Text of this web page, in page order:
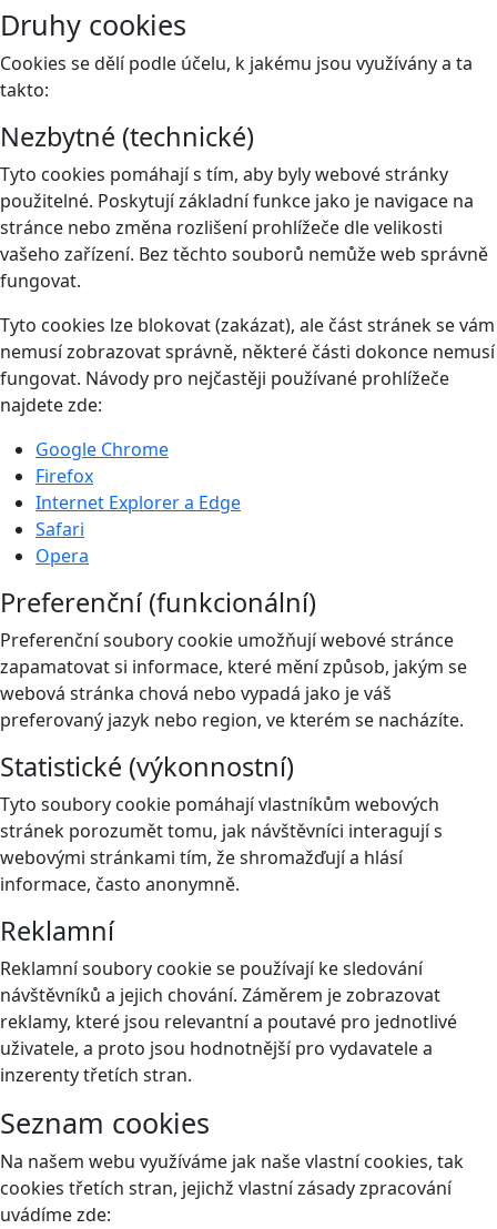
Druhy cookies
Cookies se dělí podle účelu, k jakému jsou využívány a ta
takto:
Nezbytné (technické)
Tyto cookies pomáhají s tím, aby byly webové stránky
použitelné. Poskytují základní funkce jako je navigace na
stránce nebo změna rozlišení prohlížeče dle velikosti
vašeho zařízení. Bez těchto souborů nemůže web správně
fungovat.
Tyto cookies lze blokovat (zakázat), ale část stránek se vám
nemusí zobrazovat správně, některé části dokonce nemusí
fungovat. Návody pro nejčastěji používané prohlížeče
najdete zde:
Google Chrome
Firefox
Internet Explorer a Edge
Safari
Opera
Preferenční (funkcionální)
Preferenční soubory cookie umožňují webové stránce
zapamatovat si informace, které mění způsob, jakým se
webová stránka chová nebo vypadá jako je váš
preferovaný jazyk nebo region, ve kterém se nacházíte.
Statistické (výkonnostní)
Tyto soubory cookie pomáhají vlastníkům webových
stránek porozumět tomu, jak návštěvníci interagují s
webovými stránkami tím, že shromažďují a hlásí
informace, často anonymně.
Reklamní
Reklamní soubory cookie se používají ke sledování
návštěvníků a jejich chování. Záměrem je zobrazovat
reklamy, které jsou relevantní a poutavé pro jednotlivé
uživatele, a proto jsou hodnotnější pro vydavatele a
inzerenty třetích stran.
Seznam cookies
Na našem webu využíváme jak naše vlastní cookies, tak
cookies třetích stran, jejichž vlastní zásady zpracování
uvádíme zde: